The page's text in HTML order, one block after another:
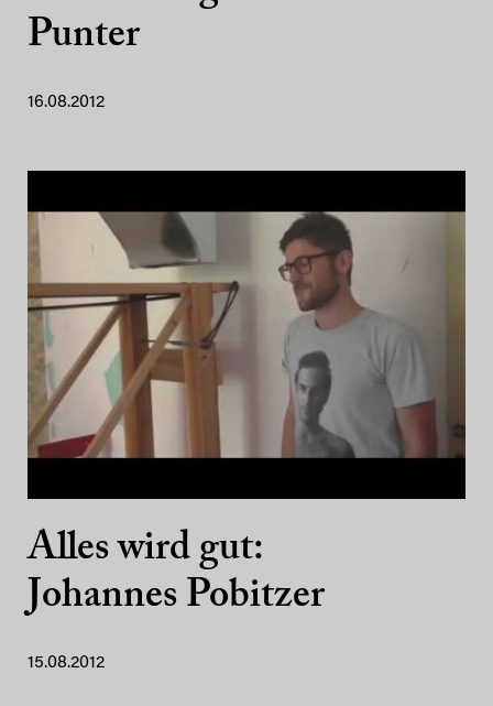
Punter
16.08.2012
Alles wird gut:
Johannes Pobitzer
15.08.2012